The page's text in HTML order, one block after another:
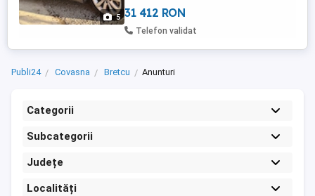
5 31 412 RON
Telefon validat
Publi24 Covasna Bretcu Anunturi
Categorii
Subcategorii
Județe
Localități